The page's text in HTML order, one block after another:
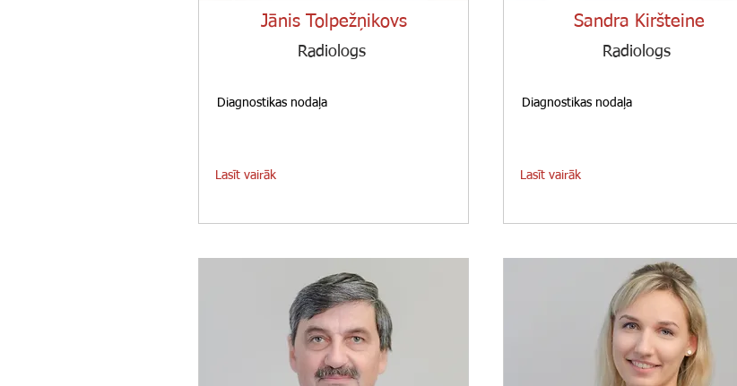
Jānis Tolpežņikovs
Radiologs
Diagnostikas nodaļa
Lasīt vairāk
Sandra Kiršteine
Radiologs
Diagnostikas nodaļa
Lasīt vairāk